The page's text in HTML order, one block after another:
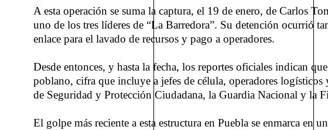
A esta operación se suma la captura, el 19 de enero, de Carlos
uno de los tres líderes de “La Barredora”. Su detención ocurrió
enlace para el lavado de recursos y pago a operadores.
Desde entonces, y hasta la fecha, los reportes oficiales indican
poblano, cifra que incluye a jefes de célula, operadores
de Seguridad y Protección Ciudadana, la Guardia Nacional y la
El golpe más reciente a esta estructura en Puebla se enmarca en